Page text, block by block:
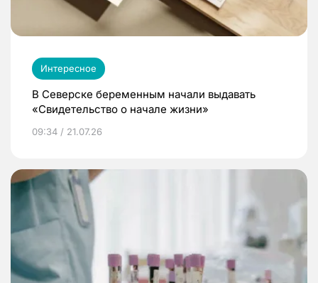
Интересное
В Северске беременным начали выдавать
«Свидетельство о начале жизни»
09:34 / 21.07.26